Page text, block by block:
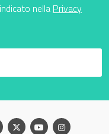
nella Privacy
Facebook
X YoutubeInstagram